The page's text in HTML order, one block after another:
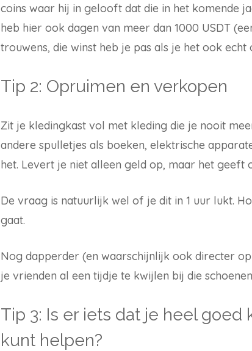
coins waar hij in gelooft dat die in het komende
heb hier ook dagen van meer dan 1000 USDT
trouwens, die winst heb je pas als je het ook
Tip 2: Opruimen en verkopen
Zit je kledingkast vol met kleding die je nooit
andere spulletjes als boeken, elektrische
het. Levert je niet alleen geld op, maar het geeft
De vraag is natuurlijk wel of je dit in 1 uur lukt.
gaat.
Nog dapperder (en waarschijnlijk ook directer
je vrienden al een tijdje te kwijlen bij die
Tip 3: Is er iets dat je heel
kunt helpen?